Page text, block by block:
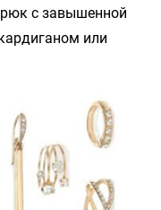
с завышенной
или